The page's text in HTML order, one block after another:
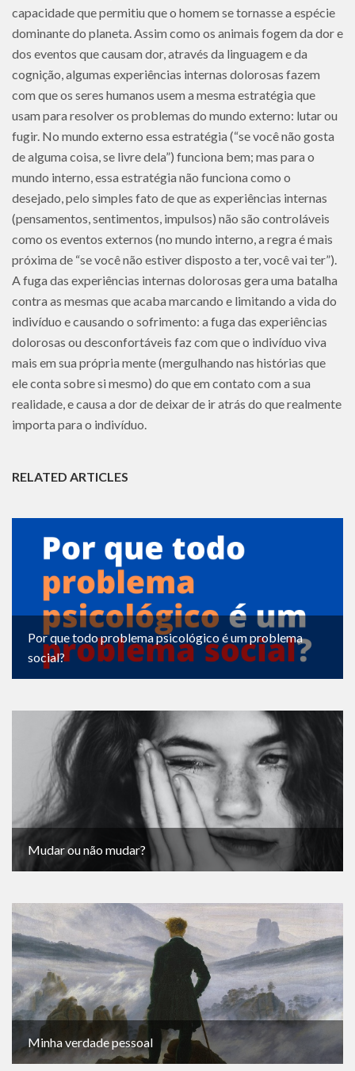
capacidade que permitiu que o homem se tornasse a espécie
dominante do planeta. Assim como os animais fogem da dor e
dos eventos que causam dor, através da linguagem e da
cognição, algumas experiências internas dolorosas fazem
com que os seres humanos usem a mesma estratégia que
usam para resolver os problemas do mundo externo: lutar ou
fugir. No mundo externo essa estratégia (“se você não gosta
de alguma coisa, se livre dela”) funciona bem; mas para o
mundo interno, essa estratégia não funciona como o
desejado, pelo simples fato de que as experiências internas
(pensamentos, sentimentos, impulsos) não são controláveis
como os eventos externos (no mundo interno, a regra é mais
próxima de “se você não estiver disposto a ter, você vai ter”).
A fuga das experiências internas dolorosas gera uma batalha
contra as mesmas que acaba marcando e limitando a vida do
indivíduo e causando o sofrimento: a fuga das experiências
dolorosas ou desconfortáveis faz com que o indivíduo viva
mais em sua própria mente (mergulhando nas histórias que
ele conta sobre si mesmo) do que em contato com a sua
realidade, e causa a dor de deixar de ir atrás do que realmente
importa para o indivíduo.
RELATED ARTICLES
Por que todo problema psicológico é um problema
social?
Mudar ou não mudar?
Minha verdade pessoal